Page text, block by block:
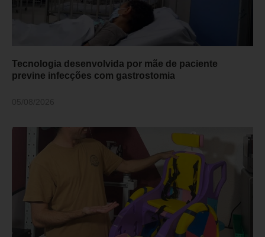
Tecnologia desenvolvida por mãe de paciente
previne infecções com gastrostomia